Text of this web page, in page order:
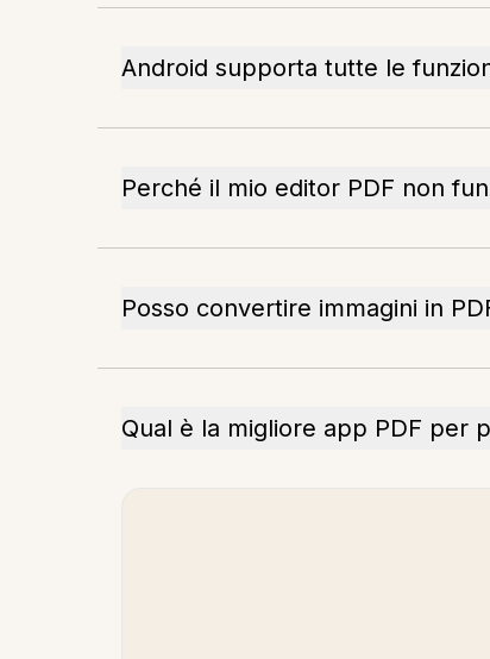
Android supporta tutte le
Perché il mio editor PDF non
Posso convertire immagini in
Qual è la migliore app PDF per